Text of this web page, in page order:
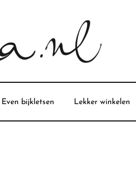
Even bijkletsen Lekker winkelen